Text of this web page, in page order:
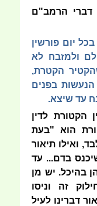
דברי הרמב"ם
יום פורשין
ולמזבח לא
הקטרת,
בפנים
עד שיצא.
הקטורת לדין
הוא "בעת
ואילו תיאור
בדם... עד
בהיכל. יש מן
זה וניסו
דברינו לעיל